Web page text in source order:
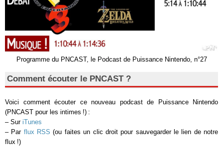
Programme du PNCAST, le Podcast de Puissance Nintendo, n°27
Comment écouter le PNCAST ?
Voici comment écouter ce nouveau podcast de Puissance Nintendo
(PNCAST pour les intimes !) :
– Sur iTunes
– Par flux RSS (ou faites un clic droit pour sauvegarder le lien de notre
flux !)